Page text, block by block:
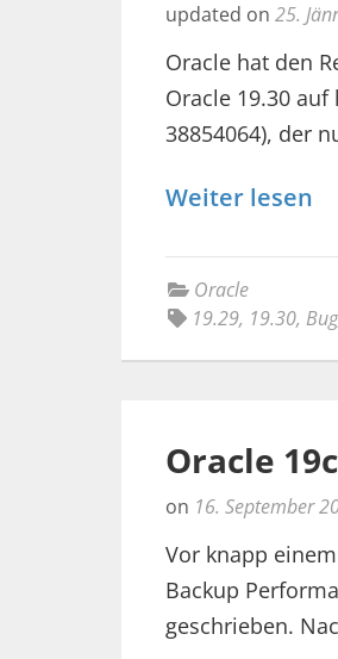
updated on 25.
Oracle hat den
Oracle 19.30
38854064), der
Weiter lesen
Oracle
19.29, 19.30, Bug
Oracle
on 16. September
Vor knapp
Backup
geschrieben.